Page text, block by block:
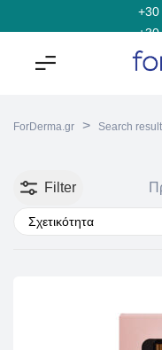
+30
ForDerma.gr > Search
Filter
Σχετικότητα